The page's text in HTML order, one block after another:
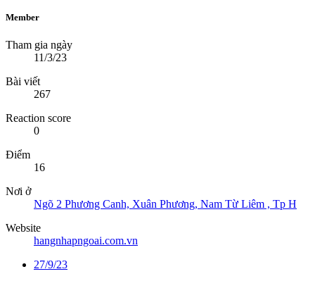
Member
Tham gia ngày
11/3/23
Bài viết
267
Reaction score
0
Điểm
16
Nơi ở
Ngõ 2 Phương Canh, Xuân Phương, Nam Từ Liêm , Tp H
Website
hangnhapngoai.com.vn
27/9/23